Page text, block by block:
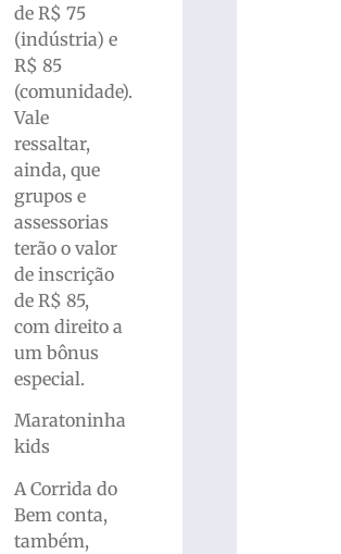
de R$ 75
(indústria) e
R$ 85
(comunidade).
Vale
ressaltar,
ainda, que
grupos e
assessorias
terão o valor
de inscrição
de R$ 85,
com direito a
um bônus
especial.
Maratoninha
kids
A Corrida do
Bem conta,
também,